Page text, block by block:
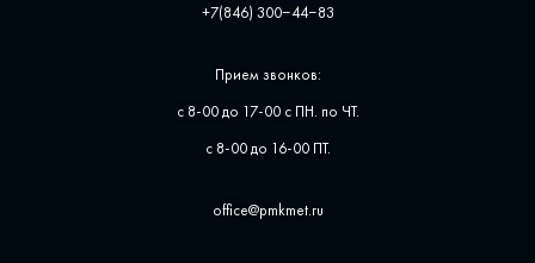
+7(846) 300‒44‒83
Прием звонков:
с 8-00 до 17-00 с ПН. по ЧТ.
с 8-00 до 16-00 ПТ.
office@pmkmet.ru